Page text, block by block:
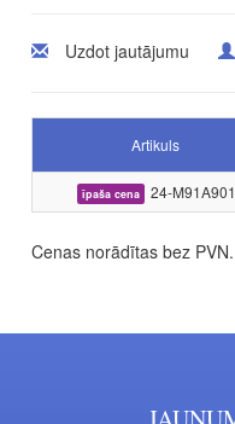
Uzdot jautājumu
Artikuls
īpaša cena 24-M91A901
Cenas norādītas bez